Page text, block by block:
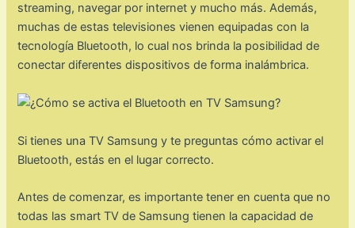
streaming, navegar por internet y mucho más. Además,
muchas de estas televisiones vienen equipadas con la
tecnología Bluetooth, lo cual nos brinda la posibilidad de
conectar diferentes dispositivos de forma inalámbrica.
Si tienes una TV Samsung y te preguntas cómo activar el
Bluetooth, estás en el lugar correcto.
Antes de comenzar, es importante tener en cuenta que no
todas las smart TV de Samsung tienen la capacidad de